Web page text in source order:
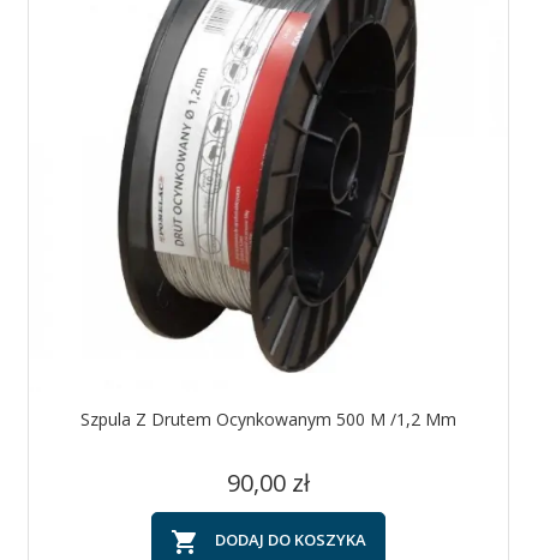
Szpula Z Drutem Ocynkowanym 500 M /1,2 Mm
Cena
90,00 zł
 DODAJ DO KOSZYKA